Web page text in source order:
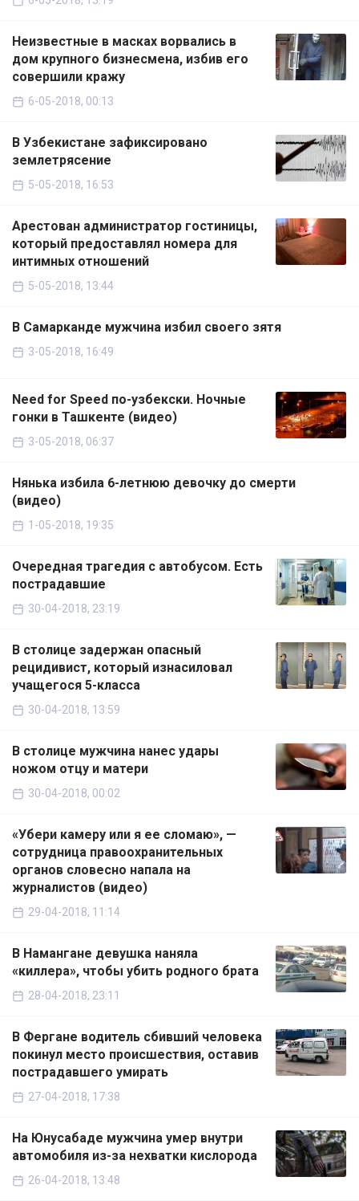
Неизвестные в масках ворвались в
дом крупного бизнесмена, избив его
совершили кражу
6-05-2018, 00:13
В Узбекистане зафиксировано
землетрясение
5-05-2018, 16:53
Арестован администратор гостиницы,
который предоставлял номера для
интимных отношений
5-05-2018, 13:44
В Самарканде мужчина избил своего зятя
3-05-2018, 16:49
Need for Speed по-узбекски. Ночные
гонки в Ташкенте (видео)
3-05-2018, 06:37
Нянька избила 6-летнюю девочку до смерти
(видео)
1-05-2018, 19:35
Очередная трагедия с автобусом. Есть
пострадавшие
30-04-2018, 23:19
В столице задержан опасный
рецидивист, который изнасиловал
учащегося 5-класса
30-04-2018, 13:59
В столице мужчина нанес удары
ножом отцу и матери
30-04-2018, 00:02
«Убери камеру или я ее сломаю», —
сотрудница правоохранительных
органов словесно напала на
журналистов (видео)
29-04-2018, 11:14
В Намангане девушка наняла
«киллера», чтобы убить родного брата
28-04-2018, 23:11
В Фергане водитель сбивший человека
покинул место происшествия, оставив
пострадавшего умирать
27-04-2018, 17:38
На Юнусабаде мужчина умер внутри
автомобиля из-за нехватки кислорода
26-04-2018, 13:48